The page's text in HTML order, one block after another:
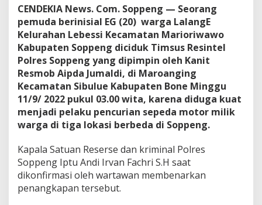
e
l
P
l
r
e
s
S
o
p
p
n
g
D
i
S
CENDEKIA News. Com. Soppeng — Seorang
pemuda berinisial EG (20) warga LalangE
Kelurahan Lebessi Kecamatan Marioriwawo
Kabupaten Soppeng diciduk Timsus Resintel
Polres Soppeng yang dipimpin oleh Kanit
Resmob Aipda Jumaldi, di Maroanging
Kecamatan Sibulue Kabupaten Bone Minggu
11/9/ 2022 pukul 03.00 wita, karena diduga kuat
menjadi pelaku pencurian sepeda motor milik
warga di tiga lokasi berbeda di Soppeng.
Kapala Satuan Reserse dan kriminal Polres
Soppeng Iptu Andi Irvan Fachri S.H saat
dikonfirmasi oleh wartawan membenarkan
penangkapan tersebut.